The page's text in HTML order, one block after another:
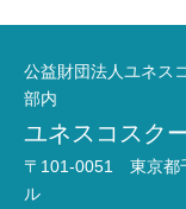
公益財団法人ユネス
部内
ユネスコスク
〒101-0051 東京都
ル